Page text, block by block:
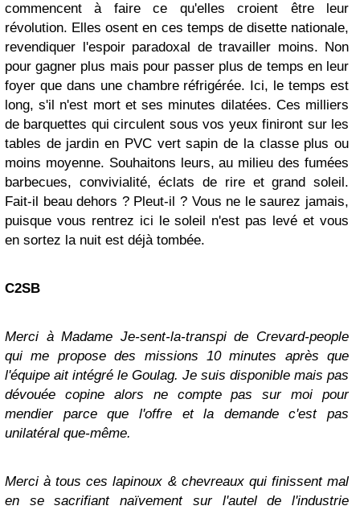
commencent à faire ce qu'elles croient être leur
révolution. Elles osent en ces temps de disette nationale,
revendiquer l'espoir paradoxal de travailler moins. Non
pour gagner plus mais pour passer plus de temps en leur
foyer que dans une chambre réfrigérée. Ici, le temps est
long, s'il n'est mort et ses minutes dilatées. Ces milliers
de barquettes qui circulent sous vos yeux finiront sur les
tables de jardin en PVC vert sapin de la classe plus ou
moins moyenne. Souhaitons leurs, au milieu des fumées
barbecues, convivialité, éclats de rire et grand soleil.
Fait-il beau dehors ? Pleut-il ? Vous ne le saurez jamais,
puisque vous rentrez ici le soleil n'est pas levé et vous
en sortez la nuit est déjà tombée.
C2SB
Merci à Madame Je-sent-la-transpi de Crevard-people
qui me propose des missions 10 minutes après que
l'équipe ait intégré le Goulag. Je suis disponible mais pas
dévouée copine alors ne compte pas sur moi pour
mendier parce que l'offre et la demande c'est pas
unilatéral que-même.
Merci à tous ces lapinoux & chevreaux qui finissent mal
en se sacrifiant naïvement sur l'autel de l'industrie